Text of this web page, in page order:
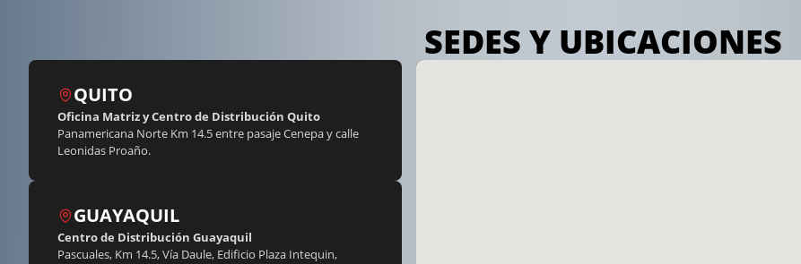
SEDES Y UBICACIONES
QUITO
Oficina Matriz y Centro de Distribución Quito
Panamericana Norte Km 14.5 entre pasaje Cenepa y calle
Leonidas Proaño.
GUAYAQUIL
Centro de Distribución Guayaquil
Pascuales, Km 14.5, Vía Daule, Edificio Plaza Intequin,